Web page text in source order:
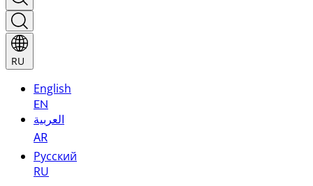
RU
English
EN
العربية
AR
Русский
RU